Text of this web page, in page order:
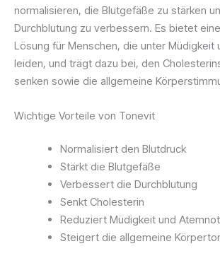
normalisieren, die Blutgefäße zu stärken
Durchblutung zu verbessern. Es bietet
Lösung für Menschen, die unter Müdigkeit
leiden, und trägt dazu bei, den
senken sowie die allgemeine
Wichtige Vorteile von Tonevit
Normalisiert den Blutdruck
Stärkt die Blutgefäße
Verbessert die Durchblutung
Senkt Cholesterin
Reduziert Müdigkeit und Atemnot
Steigert die allgemeine